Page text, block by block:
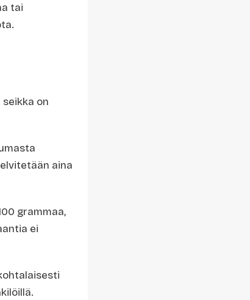
tai
on
aina
grammaa,
ei